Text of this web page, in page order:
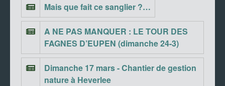
Mais que fait ce sanglier ?…
A NE PAS MANQUER : LE TOUR DES
FAGNES D’EUPEN (dimanche 24-3)
Dimanche 17 mars - Chantier de gestion
nature à Heverlee